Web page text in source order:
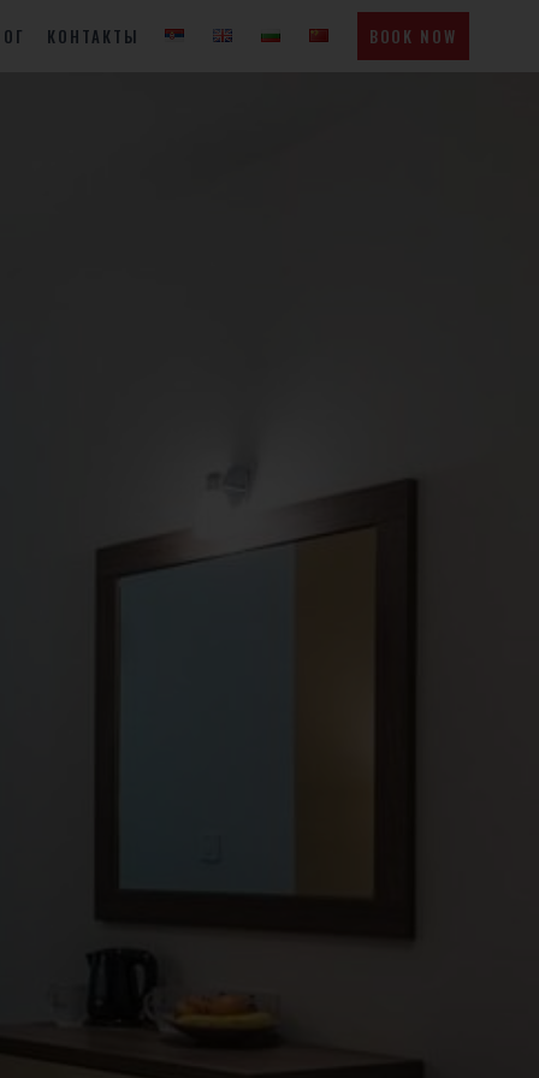
КОНТАКТЫ BOOK NOW